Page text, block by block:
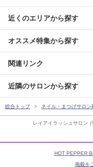
レイアイラッシュサロン
近くのエリアから探す
オススメ特集から探す
関連リンク
近隣のサロンから探す
総合トップ ネイル・まつげサロン
HOT PEPPER
掲載を